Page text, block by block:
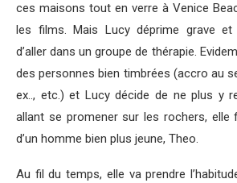
ces maisons tout en verre à Venice
les films. Mais Lucy déprime grave et
d’aller dans un groupe de thérapie.
des personnes bien timbrées (accro au
ex.., etc.) et Lucy décide de ne plus y
allant se promener sur les rochers, elle
d’un homme bien plus jeune, Theo.
Au fil du temps, elle va prendre